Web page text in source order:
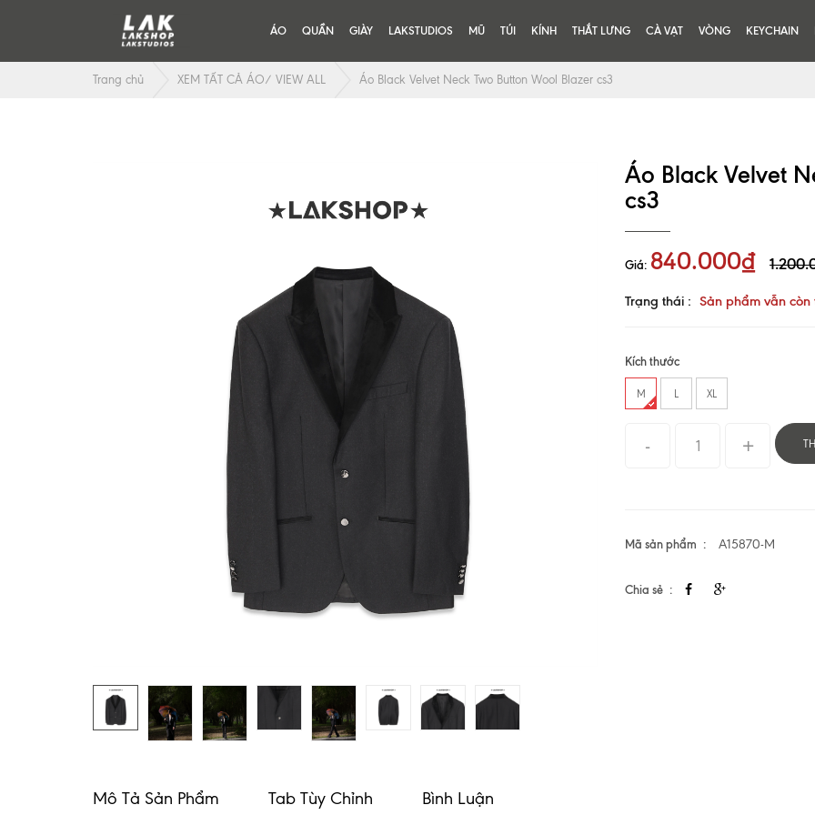
ÁO QUẦN GIÀY LAKSTUDIOS MŨ TÚI KÍNH THẮT LƯNG CÀ VẠT VÒNG KEYCHAIN
Trang chủ XEM TẤT CẢ ÁO/ VIEW ALL Áo Black Velvet Neck Two Button Wool Blazer cs3
Áo Black Velvet
cs3
Giá: 840.000₫
Trạng thái : Sản phẩm vẫn
Kích thước
M L XL
Mã sản phẩm A15870-M
Chia sẻ
Mô Tả Sản Phẩm Tab Tùy Chỉnh Bình Luận